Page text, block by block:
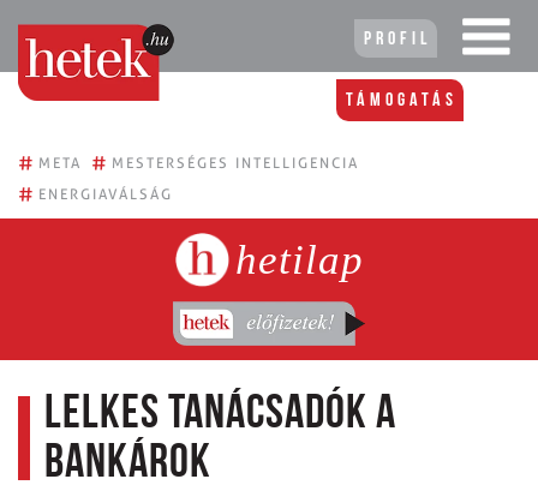
Profil
Támogatás
# META # MESTERSÉGES INTELLIGENCIA
# ENERGIAVÁLSÁG
hetilap
Lelkes tanácsadók a
bankárok